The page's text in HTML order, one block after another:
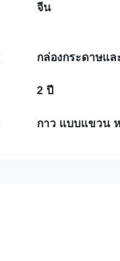
จีน
กล่องกระดาษแล
2 ปี
กาว แบบแขวน